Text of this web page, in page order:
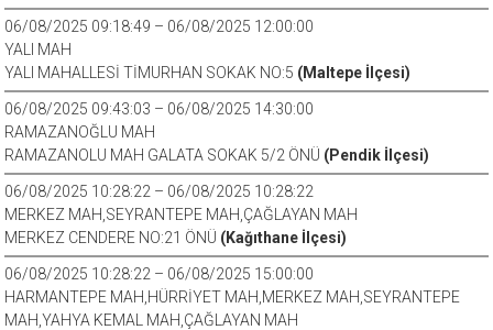
06/08/2025 09:18:49 – 06/08/2025 12:00:00
YALI MAH
YALI MAHALLESİ TİMURHAN SOKAK NO:5 (Maltepe İlçesi)
06/08/2025 09:43:03 – 06/08/2025 14:30:00
RAMAZANOĞLU MAH
RAMAZANOLU MAH GALATA SOKAK 5/2 ÖNÜ (Pendik İlçesi)
06/08/2025 10:28:22 – 06/08/2025 10:28:22
MERKEZ MAH,SEYRANTEPE MAH,ÇAĞLAYAN MAH
MERKEZ CENDERE NO:21 ÖNÜ (Kağıthane İlçesi)
06/08/2025 10:28:22 – 06/08/2025 15:00:00
HARMANTEPE MAH,HÜRRİYET MAH,MERKEZ MAH,SEYRANTEPE
MAH,YAHYA KEMAL MAH,ÇAĞLAYAN MAH